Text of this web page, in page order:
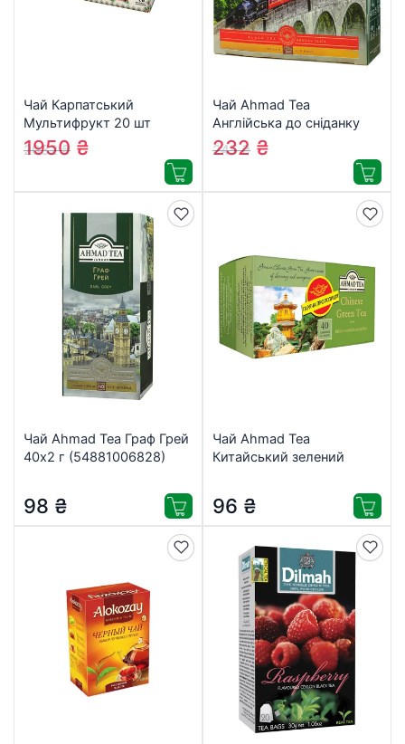
Чай Карпатський
Мультифрукт 20 шт
(10171)
2032₴
1950 ₴
Чай Ahmad Tea
Англійська до сніданку
100х2 г (54881006002)
245₴
232 ₴
Чай Ahmad Tea Граф Грей
40х2 г (54881006828)
98 ₴
Чай Ahmad Tea
Китайський зелений
96 ₴